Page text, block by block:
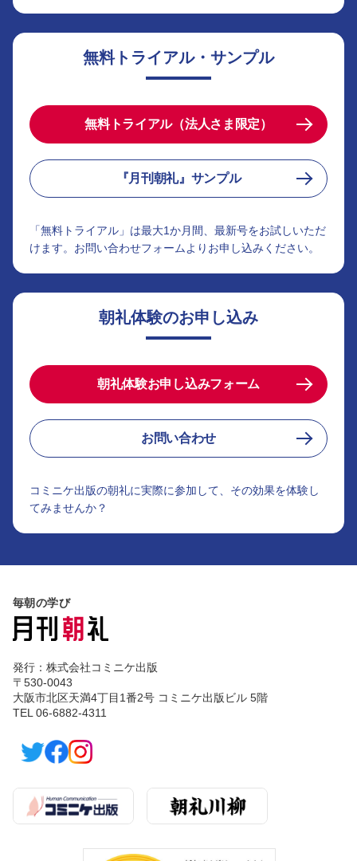
無料トライアル・サンプル
無料トライアル（法人さま限定）
『月刊朝礼』サンプル
「無料トライアル」は最大1か月間、最新号をお試しいただ
けます。お問い合わせフォームよりお申し込みください。
朝礼体験のお申し込み
朝礼体験お申し込みフォーム
お問い合わせ
コミニケ出版の朝礼に実際に参加して、その効果を体験し
てみませんか？
毎朝の学び
発行：株式会社コミニケ出版
〒530-0043
大阪市北区天満4丁目1番2号 コミニケ出版ビル 5階
TEL 06-6882-4311